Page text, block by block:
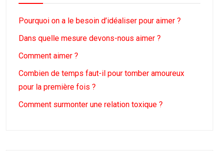
Pourquoi on a le besoin d’idéaliser pour aimer ?
Dans quelle mesure devons-nous aimer ?
Comment aimer ?
Combien de temps faut-il pour tomber amoureux
pour la première fois ?
Comment surmonter une relation toxique ?